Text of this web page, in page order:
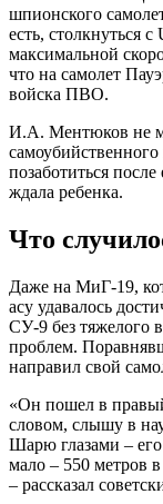
шпионского
есть, столкнуться
максимальной
что на самолет
войска ПВО.
И.А. Ментюков не
позаботиться
ждала ребенка.
Что
Даже на МиГ-19,
асу удавалось
СУ-9 без тяжелого
проблем.
направил свой
«Он пошел в
словом, слышу в
Шарю глазами –
мало – 550 метров
– рассказал